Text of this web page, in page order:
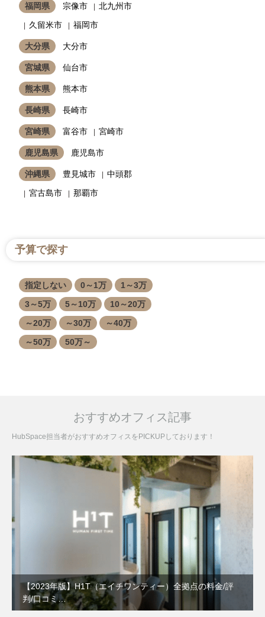
福岡県 宗像市
北九州市
久留米市
福岡市
大分県 大分市
宮城県 仙台市
熊本県 熊本市
長崎県 長崎市
宮崎県 富谷市 宮崎市
鹿児島県 鹿児島市
沖縄県 豊見城市
中頭郡
宮古島市
那覇市
予算で探す
指定しない 0～1万
1～3万
3～5万
5～10万
10～20万
～20万
～30万
～40万
～50万
50万～
おすすめオフィス記事
HubSpace担当者がおすすめオフィスをPICKUPしております！
【2023年版】H1T（エイチワンティー）全拠点の料金/評
判/口コミ…